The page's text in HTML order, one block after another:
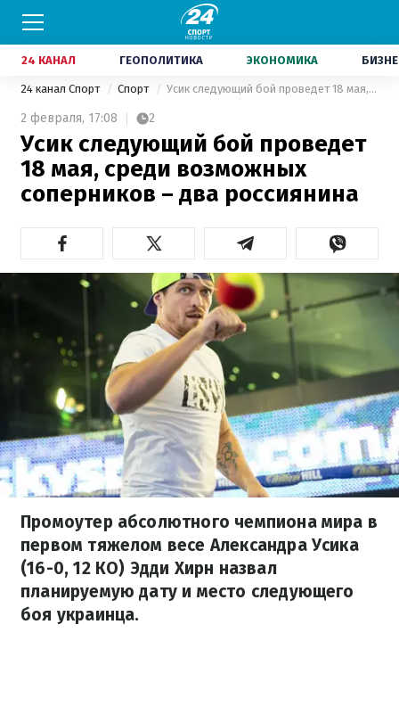
24 КАНАЛ ГЕОПОЛИТИКА ЭКОНОМИКА
24 канал Спорт Спорт Усик следующий бой проведет 18 мая, среди возможных соперников – два россиянина
2 февраля, 17:08 2
Усик следующий бой проведет
18 мая, среди возможных
соперников – два россиянина
Промоутер абсолютного чемпиона мира в
первом тяжелом весе Александра Усика
(16-0, 12 КО) Эдди Хирн назвал
планируемую дату и место следующего
боя украинца.